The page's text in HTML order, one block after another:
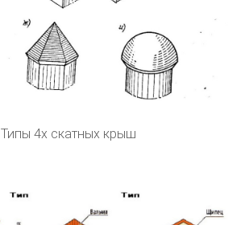
Типы 4х скатных крыш